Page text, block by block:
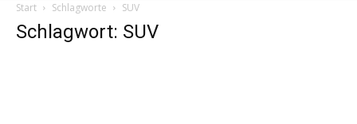
Start Schlagworte SUV
Schlagwort: SUV